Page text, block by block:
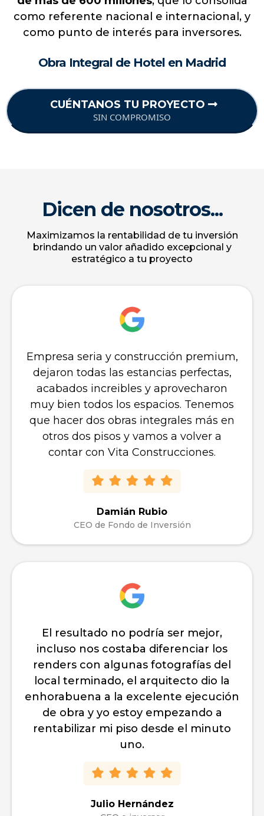
HOSPITALITY & LIVING
Madrid concentra un 14% del volumentotal
invertido en nuestro país, con21 operaciones
de más de 600 millones, que lo consolida
Obra Integral de Hotel en Madrid
CUÉNTANOS TU PROYECTO
SIN COMPROMISO
Dicen de nosotros...
brindando un valor añadido excepcional y
estratégico a tu proyecto
dejaron todas las estancias perfectas,
acabados increibles y aprovecharon
muy bien todos los espacios. Tenemos
que hacer dos obras integrales más en
otros dos pisos y vamos a volver a
contar con Vita Construcciones.
Damián Rubio